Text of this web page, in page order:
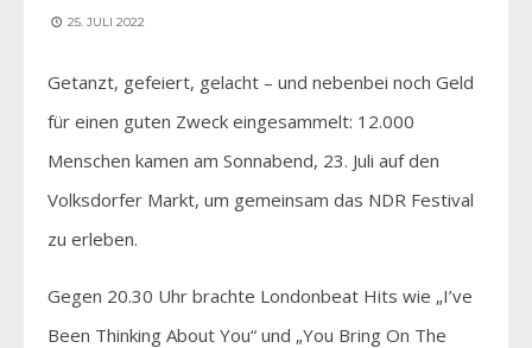
25. JULI 2022
Getanzt, gefeiert, gelacht – und nebenbei noch Geld
für einen guten Zweck eingesammelt: 12.000
Menschen kamen am Sonnabend, 23. Juli auf den
Volksdorfer Markt, um gemeinsam das NDR Festival
zu erleben.
Gegen 20.30 Uhr brachte Londonbeat Hits wie „I’ve
Been Thinking About You“ und „You Bring On The